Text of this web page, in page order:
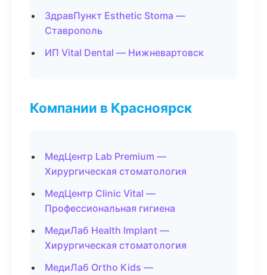
ЗдравПункт Esthetic Stoma —
Ставрополь
ИП Vital Dental — Нижневартовск
Компании в Красноярск
МедЦентр Lab Premium —
Хирургическая стоматология
МедЦентр Clinic Vital —
Профессиональная гигиена
МедиЛаб Health Implant —
Хирургическая стоматология
МедиЛаб Ortho Kids —